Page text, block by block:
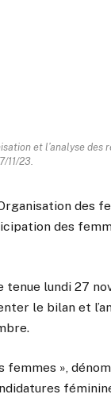
et l’analyse
11/23.
des
des
tenue lundi 27
le bilan et
»,